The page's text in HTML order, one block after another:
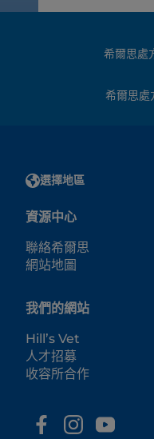
希爾思處
希爾思
選擇地區
資源中心
聯絡希爾思
網站地圖
我們的網站
Hill’s Vet
人才招募
收容所合作